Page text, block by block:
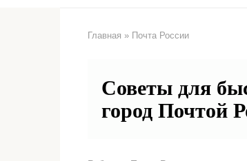
Главная » Почта России
Советы для
город Почтой